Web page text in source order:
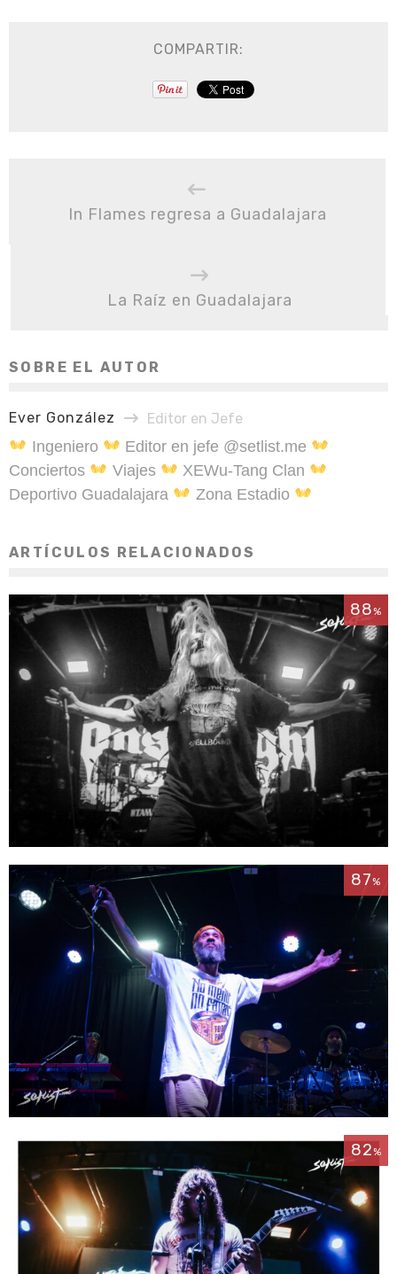
COMPARTIR:
In Flames regresa a Guadalajara
La Raíz en Guadalajara
SOBRE EL AUTOR
Ever González Editor en Jefe
Ingeniero
Editor en jefe @setlist.me
Conciertos
Viajes
XEWu-Tang Clan
Deportivo Guadalajara
Zona Estadio
ARTÍCULOS RELACIONADOS
88%
87%
82%